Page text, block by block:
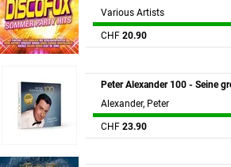
Various Artists
CHF 20.90
Peter Alexander 100 - Seine
Alexander, Peter
CHF 23.90